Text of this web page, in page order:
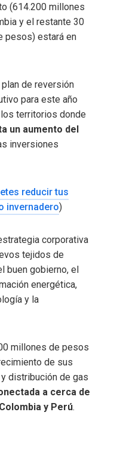
(614.200 millones
y el restante 30
pesos) estará en
de reversión
para este año
territorios donde
un aumento del
inversiones
reducir tus
invernadero)
corporativa
tejidos de
buen gobierno, el
energética,
y la
millones de pesos
de sus
distribución de gas
a cerca de
y Perú.